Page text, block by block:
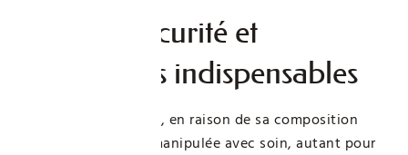
Risques, sécurité et
précautions indispensables
La lessive Saint-Marc, en raison de sa composition
agressive, doit être manipulée avec soin, autant pour